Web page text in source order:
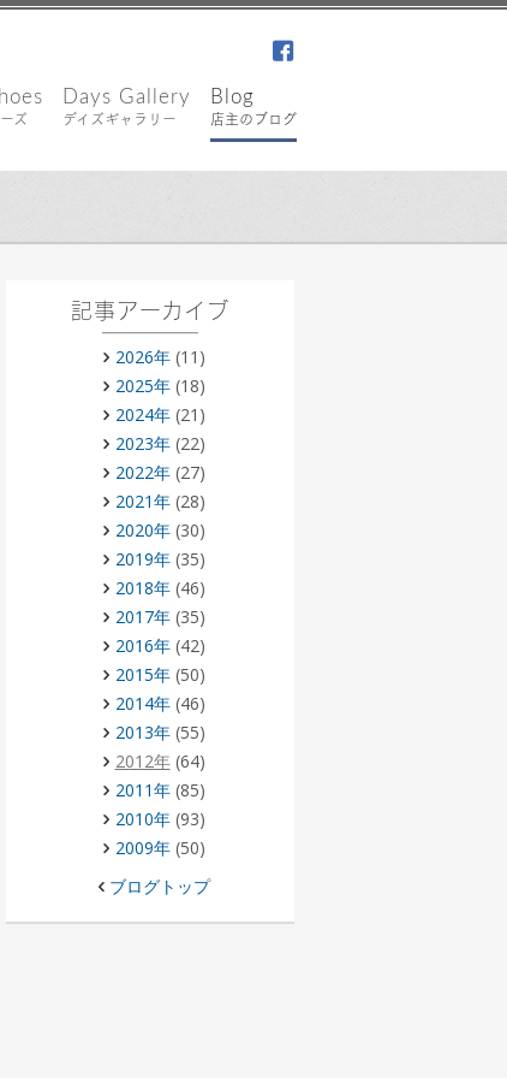
ズ
Days Gallery
デイズギャラリー
Blog
店主のブログ
記事アーカイブ
2026年(11)
2025年(18)
2024年(21)
2023年(22)
2022年(27)
2021年(28)
2020年(30)
2019年(35)
2018年(46)
2017年(35)
2016年(42)
2015年(50)
2014年(46)
2013年(55)
2012年(64)
2011年(85)
2010年(93)
2009年(50)
ブログトップ